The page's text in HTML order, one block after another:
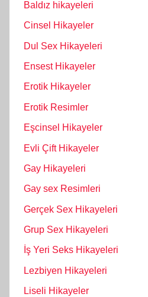
Baldız hikayeleri
Cinsel Hikayeler
Dul Sex Hikayeleri
Ensest Hikayeler
Erotik Hikayeler
Erotik Resimler
Eşcinsel Hikayeler
Evli Çift Hikayeler
Gay Hikayeleri
Gay sex Resimleri
Gerçek Sex Hikayeleri
Grup Sex Hikayeleri
İş Yeri Seks Hikayeleri
Lezbiyen Hikayeleri
Liseli Hikayeler